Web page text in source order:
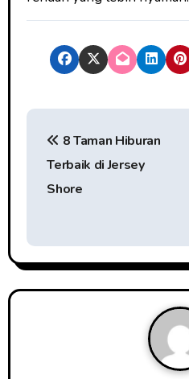
P
n
a
8 Taman Hiburan
Terbaik di Jersey
Shore